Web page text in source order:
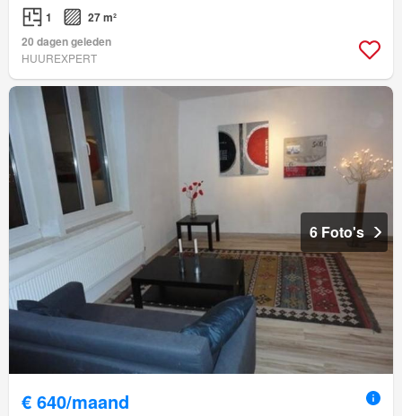
1
27 m²
20 dagen geleden
HUUREXPERT
6 Foto's
€ 640/maand